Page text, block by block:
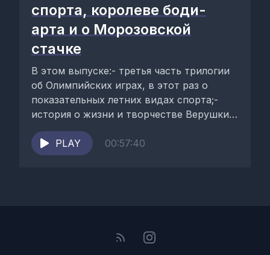
спорта, королеве боди-
арта и о Морозовской
стачке
В этом выпуске:- третья часть трилогии
об Олимпийских играх, в этот раз о
показательных летних видах спорта;-
история о жизни и творчестве Верушки;-
рассказ...
PLAY
00:57:40